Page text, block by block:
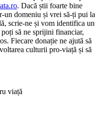
. Dacă știi foarte bine
un domeniu și vrei să-ți pui la
scrie-ne și vom identifica un
să ne sprijini financiar,
Fiecare donație ne ajută să
culturii pro-viață și să
viață